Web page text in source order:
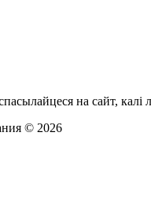
на сайт, калі
© 2026